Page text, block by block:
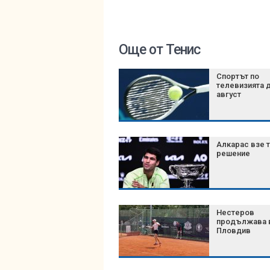
Още от Тенис
Спортът по
телевизията
август
Алкарас взе
решение
Нестеров
продължава
Пловдив